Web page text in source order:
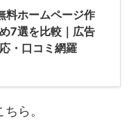
料ホームページ作
7選を比較｜広告
・口コミ網羅
ら。